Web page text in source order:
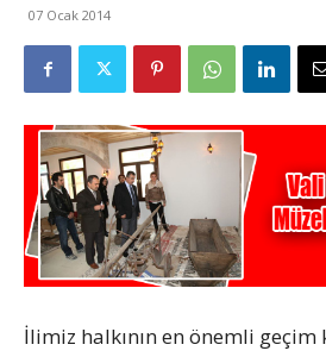
07 Ocak 2014
İlimiz halkının en önemli